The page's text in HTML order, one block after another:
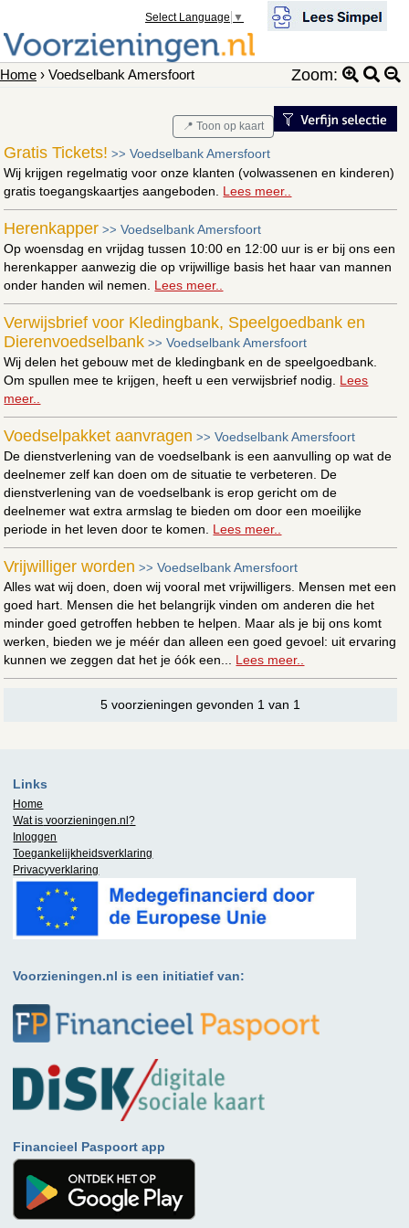
Select Language ▼
Home › Voedselbank Amersfoort Zoom:
📍 Toon op kaart
Gratis Tickets! >>Voedselbank Amersfoort
Wij krijgen regelmatig voor onze klanten (volwassenen en kinderen)
gratis toegangskaartjes aangeboden. Lees meer..
Herenkapper >>Voedselbank Amersfoort
Op woensdag en vrijdag tussen 10:00 en 12:00 uur is er bij ons een
herenkapper aanwezig die op vrijwillige basis het haar van mannen
onder handen wil nemen. Lees meer..
Verwijsbrief voor Kledingbank, Speelgoedbank en
Dierenvoedselbank >>Voedselbank Amersfoort
Wij delen het gebouw met de kledingbank en de speelgoedbank.
Om spullen mee te krijgen, heeft u een verwijsbrief nodig. Lees
meer..
Voedselpakket aanvragen >>Voedselbank Amersfoort
De dienstverlening van de voedselbank is een aanvulling op wat de
deelnemer zelf kan doen om de situatie te verbeteren. De
dienstverlening van de voedselbank is erop gericht om de
deelnemer wat extra armslag te bieden om door een moeilijke
periode in het leven door te komen. Lees meer..
Vrijwilliger worden >>Voedselbank Amersfoort
Alles wat wij doen, doen wij vooral met vrijwilligers. Mensen met een
goed hart. Mensen die het belangrijk vinden om anderen die het
minder goed getroffen hebben te helpen. Maar als je bij ons komt
werken, bieden we je méér dan alleen een goed gevoel: uit ervaring
kunnen we zeggen dat het je óók een... Lees meer..
5 voorzieningen gevonden 1 van 1
Links
Home
Wat is voorzieningen.nl?
Inloggen
Toegankelijkheidsverklaring
Privacyverklaring
Voorzieningen.nl is een initiatief van:
Financieel Paspoort app